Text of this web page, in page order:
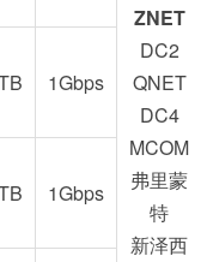
ZNET
DC2
QNET
DC4
MCOM
弗里蒙
特
新泽西
1Gbps
1Gbps